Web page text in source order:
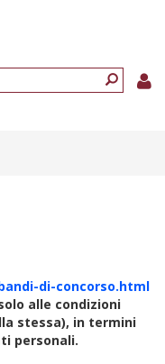
di-concorso.html
alle condizioni
stessa), in termini
personali.